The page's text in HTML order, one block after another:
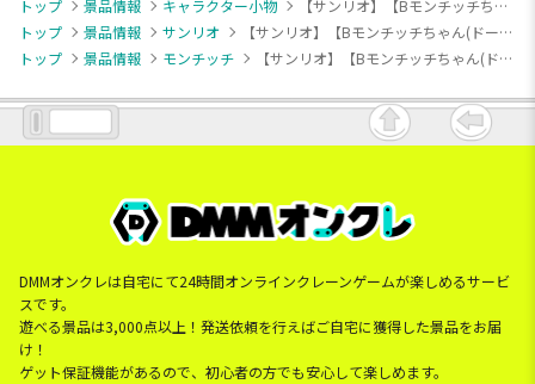
トップ 景品情報 キャラクター小物
【サンリオ】【Bモンチッチちゃん(ドーナツ）】モンチッチ Design produced by Sanrio ファンシーポップマスコット
トップ
景品情報 サンリオ
【サンリオ】【Bモンチッチちゃん(ドーナツ）】モンチッチ Design produced by Sanrio ファンシーポップマスコット
トップ
景品情報 モンチッチ 【サンリオ】【Bモンチッチちゃん(ドーナツ）】モンチッチ Design produced by Sanrio ファンシーポップマスコット
DMMオンクレは自宅にて24時間オンラインクレーンゲームが楽しめるサービ
スです。
遊べる景品は3,000点以上！発送依頼を行えばご自宅に獲得した景品をお届
け！
ゲット保証機能があるので、初心者の方でも安心して楽しめます。